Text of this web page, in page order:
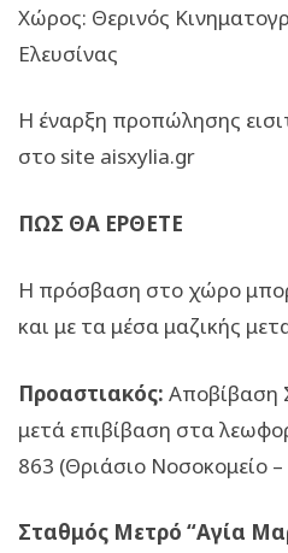
Χώρος: Θερινός
Ελευσίνας
Η έναρξη προπώλησης
στο site aisxylia.gr
ΠΩΣ ΘΑ ΕΡΘΕΤΕ
Η πρόσβαση στο χώρο
και με τα μέσα μαζικής
Προαστιακός: Αποβίβαση
μετά επιβίβαση στα
863 (Θριάσιο Νοσοκομείο –
Σταθμός Μετρό “Αγία